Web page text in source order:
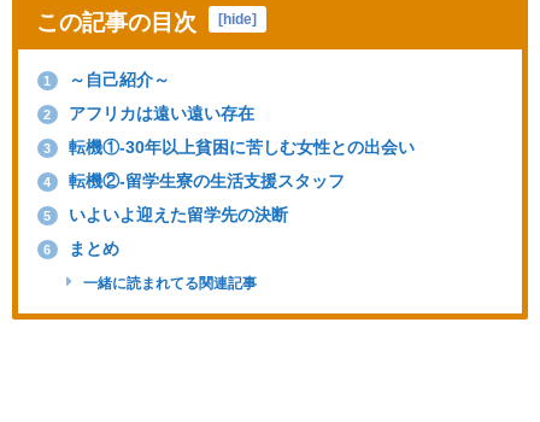
この記事の目次 hide
1 ～自己紹介～
2 アフリカは遠い遠い存在
3 転機①-30年以上貧困に苦しむ女性との出会い
4 転機②-留学生寮の生活支援スタッフ
5 いよいよ迎えた留学先の決断
6 まとめ
一緒に読まれてる関連記事